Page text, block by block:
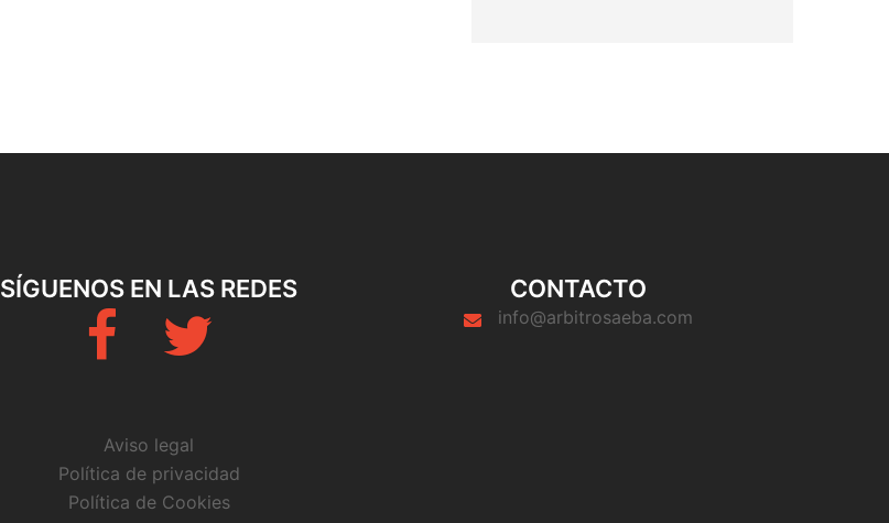
SÍGUENOS EN LAS REDES
Twitter
Aviso legal
Política de privacidad
Política de Cookies
CONTACTO
info@arbitrosaeba.com